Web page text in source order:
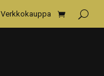
Verkkokauppa